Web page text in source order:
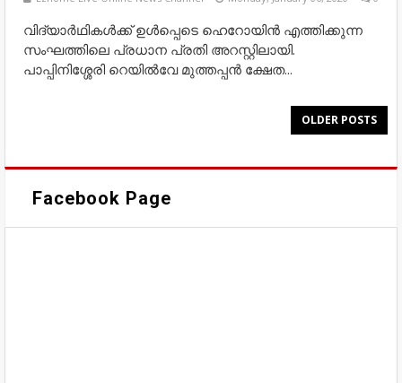
വിദ്യാര്‍ഥികള്‍ക്ക് ഉള്‍പ്പെടെ ഹെറോയിന്‍ എത്തിക്കുന്ന
സംഘത്തിലെ പ്രധാന പ്രതി അറസ്റ്റിലായി.
പാപ്പിനിശ്ശേരി റെയില്‍വേ മുത്തപ്പന്‍ ക്ഷേത...
OLDER POSTS
Facebook Page